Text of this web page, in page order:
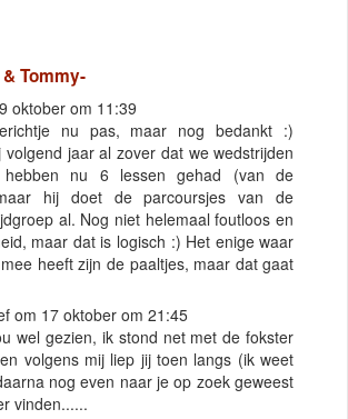
Tommy-
oktober om 11:39
nu pas, maar nog bedankt :)
volgend jaar al zover dat we wedstrijden
nu 6 lessen gehad (van de
hij doet de parcoursjes van de
al. Nog niet helemaal foutloos en
maar dat is logisch :) Het enige waar
heeft zijn de paaltjes, maar dat gaat
om 17 oktober om 21:45
wel gezien, ik stond net met de fokster
volgens mij liep jij toen langs (ik weet
nog even naar je op zoek geweest
vinden......